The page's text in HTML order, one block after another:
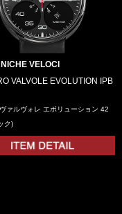
VELOCI
VALVOLE EVOLUTION IPB
ァルヴォレ エボリューション 42
ク)